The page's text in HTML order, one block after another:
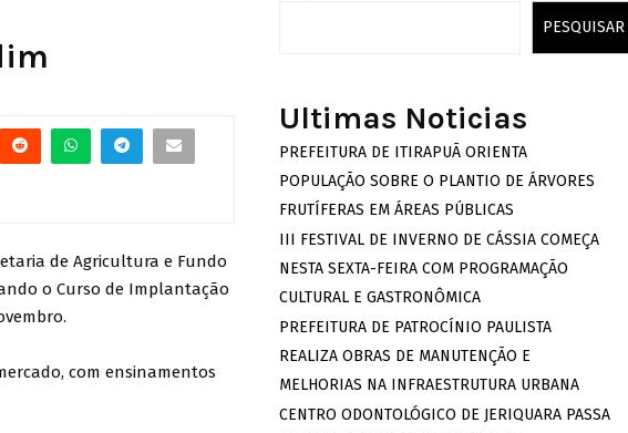
de Agricultura e Fundo
o Curso de Implantação
com ensinamentos
PESQUISAR
Ultimas Noticias
PREFEITURA DE ITIRAPUÃ ORIENTA
POPULAÇÃO SOBRE O PLANTIO DE ÁRVORES
FRUTÍFERAS EM ÁREAS PÚBLICAS
III FESTIVAL DE INVERNO DE CÁSSIA COMEÇA
NESTA SEXTA-FEIRA COM PROGRAMAÇÃO
CULTURAL E GASTRONÔMICA
PREFEITURA DE PATROCÍNIO PAULISTA
REALIZA OBRAS DE MANUTENÇÃO E
MELHORIAS NA INFRAESTRUTURA URBANA
CENTRO ODONTOLÓGICO DE JERIQUARA PASSA